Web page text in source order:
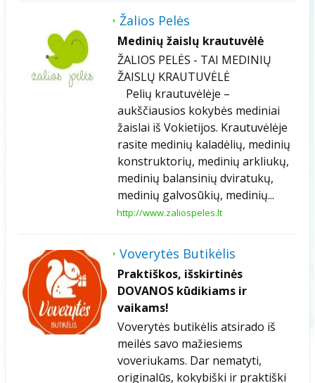
Žalios Pelės
Medinių žaislų krautuvėlė
ŽALIOS PELĖS - TAI MEDINIŲ
ŽAISLŲ KRAUTUVĖLĖ
Pelių krautuvėlėje –
aukščiausios kokybės mediniai
žaislai iš Vokietijos. Krautuvėlėje
rasite medinių kaladėlių, medinių
konstruktorių, medinių arkliukų,
medinių balansinių dviratukų,
medinių galvosūkių, medinių...
http://www.zaliospeles.lt
Voverytės Butikėlis
Praktiškos, išskirtinės
DOVANOS kūdikiams ir
vaikams!
Voverytės butikėlis atsirado iš
meilės savo mažiesiems
voveriukams. Dar nematyti,
originalūs, kokybiški ir praktiški